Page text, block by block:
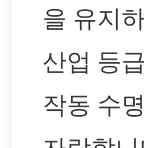
을 유지
산업 등
작동 수